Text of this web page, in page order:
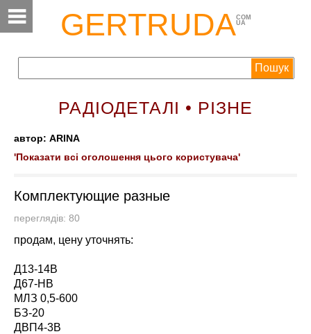
GERTRUDACOM
UA
РАДІОДЕТАЛІ • РІЗНЕ
автор: ARINA
'Показати всі оголошення цього користувача'
Комплектующие разные
переглядів: 80
продам, цену уточнять:
Д13-14В
Д67-НВ
МЛЗ 0,5-600
БЗ-20
ДВП4-3В